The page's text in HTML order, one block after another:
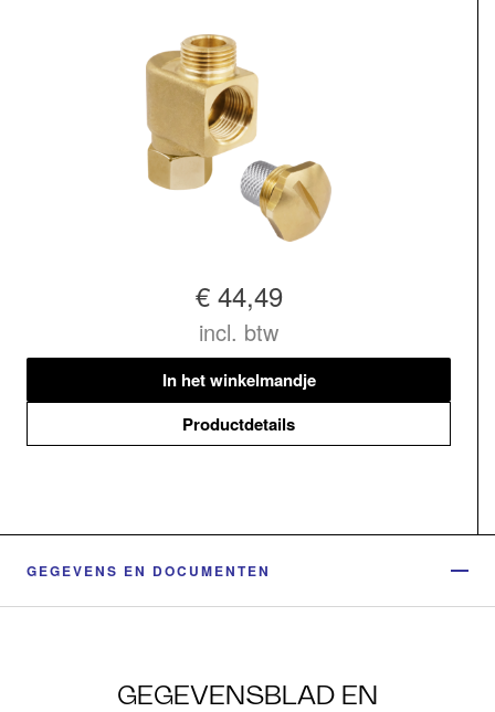
€ 44,49
incl. btw
In het winkelmandje
Productdetails
GEGEVENS EN DOCUMENTEN
GEGEVENSBLAD EN